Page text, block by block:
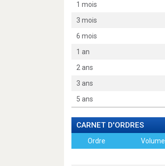
1 mois
3 mois
6 mois
1 an
2 ans
3 ans
5 ans
CARNET D'ORDRES
Ordre Volume